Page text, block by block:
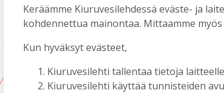
Keräämme Kiuruvesilehdessä eväste- ja
kohdennettua mainontaa. Mittaamme
Kun hyväksyt evästeet,
Kiuruvesilehti tallentaa tietoja
Kiuruvesilehti käyttää tunnisteiden